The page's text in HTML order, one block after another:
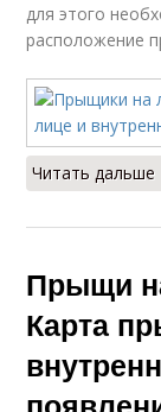
для этого
расположение
Читать
Прыщи
Карта